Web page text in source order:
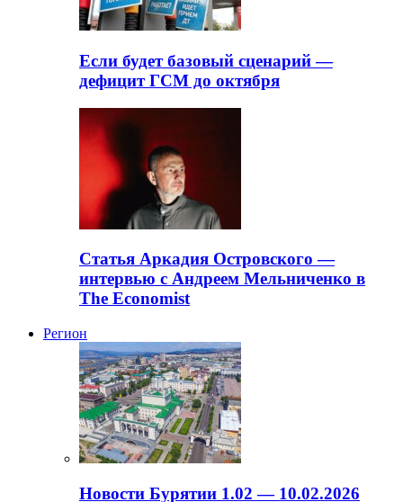
Если будет базовый сценарий —
дефицит ГСМ до октября
Статья Аркадия Островского —
интервью с Андреем Мельниченко в
The Economist
Регион
Новости Бурятии 1.02 — 10.02.2026